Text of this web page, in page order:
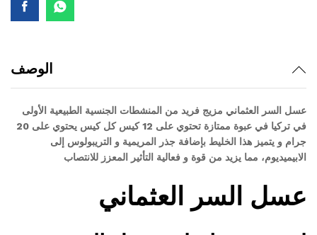
الوصف
عسل السر العثماني مزيج فريد من المنشطات الجنسية الطبيعية الأولى
في تركيا في عبوة ممتازة تحتوي على 12 كيس كل كيس يحتوي على 20
جرام و يتميز هذا الخليط بإضافة جذر المريمية و التريبولوس إلى
الابيميديوم، مما يزيد من قوة و فعالية التأثير المعزز للانتصاب
عسل السر العثماني